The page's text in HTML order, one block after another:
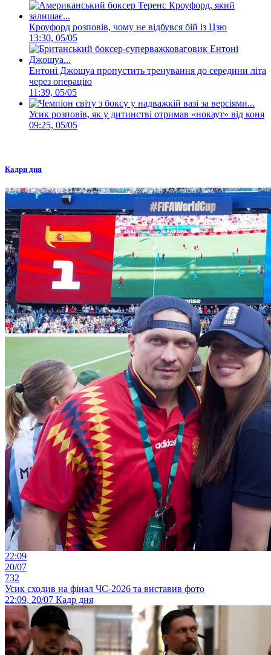
Кроуфорд розповів, чому не відбувся бій із Цзю
13:30, 05/05
Ентоні Джошуа пропустить тренування до середини літа
через операцію
11:39, 05/05
Усик розповів, як у дитинстві отримав «нокаут» від коня
09:25, 05/05
Кадри дня
22:09
20/07
732
Усик сходив на фінал ЧС-2026 та виставив фото
22:09, 20/07 Кадр дня